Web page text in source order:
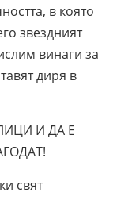
в която
звездният
винаги за
диря в
И ДА Е